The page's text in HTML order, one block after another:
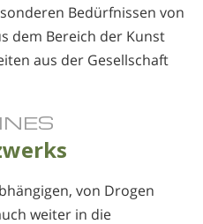
Bedürfnissen von
dem Bereich der Kunst
aus der Gesellschaft
von Drogen
weiter in die